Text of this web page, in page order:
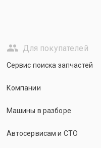
Для покупателей
Сервис поиска запчастей
Компании
Машины в разборе
Автосервисам и СТО